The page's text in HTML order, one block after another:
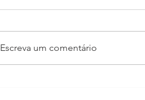
"Mãe Aos 40" já estreou!
Escreva um comentário